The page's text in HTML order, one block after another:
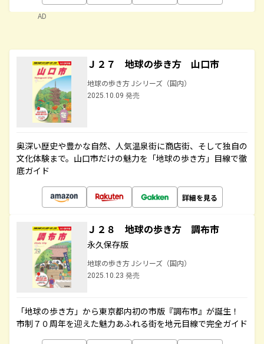
AD
Ｊ２７ 地球の歩き方 山口市
地球の歩き方 Jシリーズ（国内）
2025.10.09 発売
奥深い歴史や豊かな自然、人気温泉街に商店街、そして独自の
文化体験まで。山口市だけの魅力を「地球の歩き方」目線で徹
底ガイド
詳細を見る
Ｊ２８ 地球の歩き方 調布市
永久保存版
地球の歩き方 Jシリーズ（国内）
2025.10.23 発売
「地球の歩き方」から東京都内初の市版『調布市』が誕生！
市制７０周年を迎えた魅力あふれる街を地元目線で完全ガイド